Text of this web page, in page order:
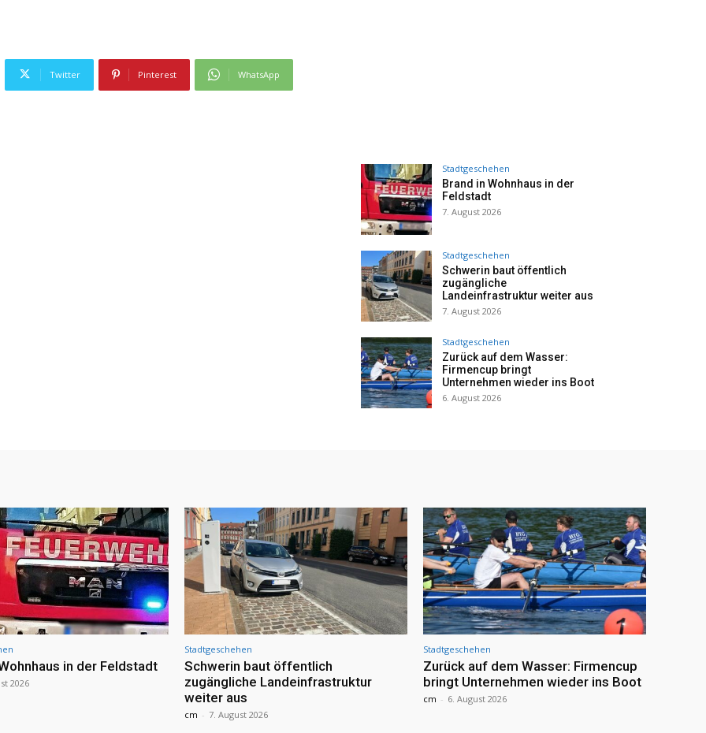
Twitter Pinterest WhatsApp
Stadtgeschehen
Brand in Wohnhaus in der
Feldstadt
7. August 2026
Stadtgeschehen
Schwerin baut öffentlich
zugängliche
Landeinfrastruktur weiter aus
7. August 2026
Stadtgeschehen
Zurück auf dem Wasser:
Firmencup bringt
Unternehmen wieder ins Boot
6. August 2026
in der Feldstadt
2026
Stadtgeschehen
Schwerin baut öffentlich
zugängliche Landeinfrastruktur
weiter aus
cm - 7. August 2026
Stadtgeschehen
Zurück auf dem Wasser: Firmencup
bringt Unternehmen wieder ins Boot
cm - 6. August 2026